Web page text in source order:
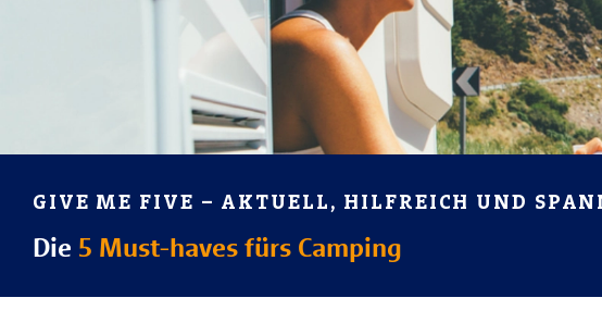
GIVE ME FIVE – AKTUELL, HILFREICH UND
Die 5 Must-haves fürs Camping